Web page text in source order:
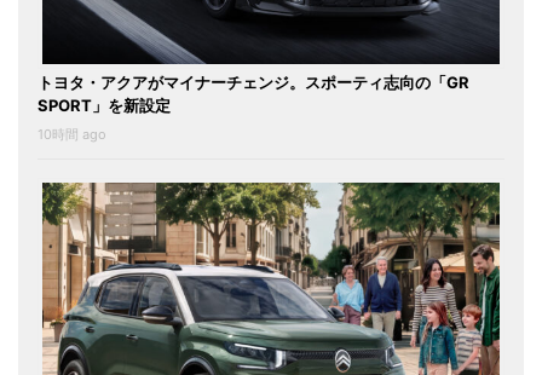
トヨタ・アクアがマイナーチェンジ。スポーティ志向の「GR
SPORT」を新設定
10時間 ago